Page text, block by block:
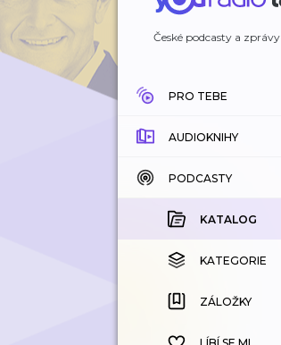
České podcasty a zprávy
PRO TEBE
AUDIOKNIHY
KATALOG
KOUPENÉ
KATEGORIE
ZÁLOŽKY
HISTORIE
PODCASTY
KATALOG
KATEGORIE
ZÁLOŽKY
LÍBÍ SE MI